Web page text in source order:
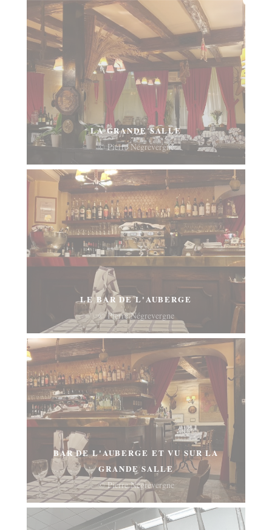
LA GRANDE SALLE
© Pierre Négrevergne
LE BAR DE L'AUBERGE
© Pierre Négrevergne
BAR DE L'AUBERGE ET VU SUR LA
GRANDE SALLE
© Pierre Négrevergne